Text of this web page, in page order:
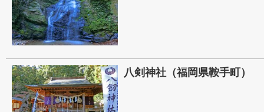
八剣神社（福岡県鞍手町）